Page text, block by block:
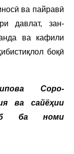
ва пайравӣ
давлат, зан-
ва кафили
боқӣ
Соро-
ва сайёҳии
ба номи